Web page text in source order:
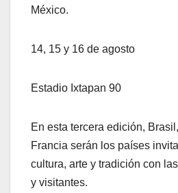
México.
14, 15 y 16 de agosto
Estadio Ixtapan 90
En esta tercera edición,
Francia serán los países
cultura, arte y tradición con
y visitantes.